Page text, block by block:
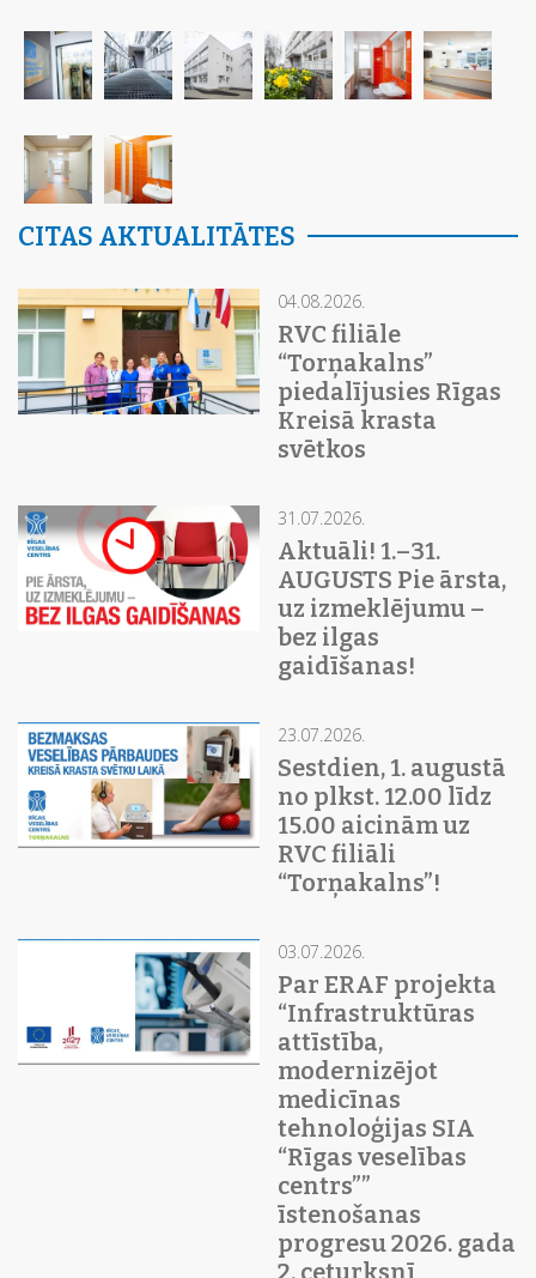
CITAS AKTUALITĀTES
04.08.2026.
RVC filiāle
“Torņakalns”
piedalījusies Rīgas
Kreisā krasta
svētkos
31.07.2026.
Aktuāli! 1.–31.
AUGUSTS Pie ārsta,
uz izmeklējumu –
bez ilgas
gaidīšanas!
23.07.2026.
Sestdien, 1. augustā
no plkst. 12.00 līdz
15.00 aicinām uz
RVC filiāli
“Torņakalns”!
03.07.2026.
Par ERAF projekta
“Infrastruktūras
attīstība,
modernizējot
medicīnas
tehnoloģijas SIA
“Rīgas veselības
centrs””
īstenošanas
progresu 2026. gada
2. ceturksnī